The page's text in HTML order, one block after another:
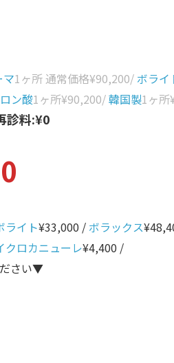
マ1ヶ所 通常価格¥90,200/ ボライ
ン酸1ヶ所¥90,200/韓国製1ヶ所
診料:¥0
ライト¥33,000 / ボラックス
クロカニューレ¥4,400 /
さい▼